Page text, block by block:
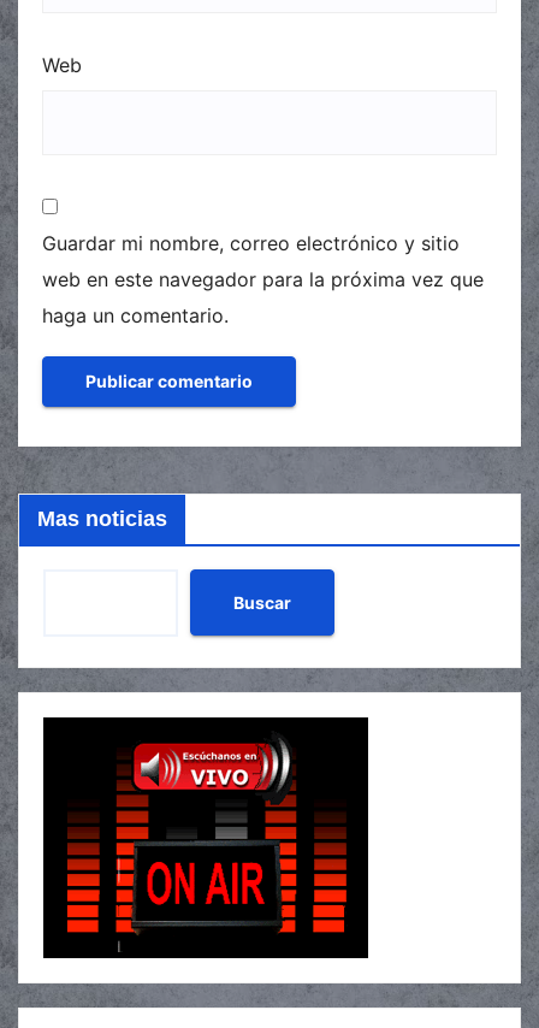
Web
Guardar mi nombre, correo electrónico y sitio
web en este navegador para la próxima vez que
haga un comentario.
Mas noticias
Buscar